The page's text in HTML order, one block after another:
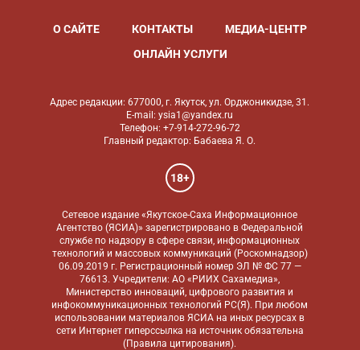
О САЙТЕ КОНТАКТЫ
МЕДИА-ЦЕНТР
ОНЛАЙН УСЛУГИ
Адрес редакции: 677000, г. Якутск, ул. Орджоникидзе, 31.
E-mail: ysia1@yandex.ru
Телефон: +7-914-272-96-72
Главный редактор: Бабаева Я. О.
18+
Сетевое издание «Якутское-Саха Информационное
Агентство (ЯСИА)» зарегистрировано в Федеральной
службе по надзору в сфере связи, информационных
технологий и массовых коммуникаций (Роскомнадзор)
06.09.2019 г. Регистрационный номер ЭЛ № ФС 77 —
76613. Учредители: АО «РИИХ Сахамедиа»,
Министерство инноваций, цифрового развития и
инфокоммуникационных технологий РС(Я). При любом
использовании материалов ЯСИА на иных ресурсах в
сети Интернет гиперссылка на источник обязательна
(Правила цитирования).